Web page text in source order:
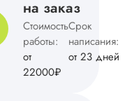
на заказ
Стоимость
работы:
от
22000₽
Срок
написания:
от 23 дней
английскому
без ошибок, на
доработку не
отправляла.
всего